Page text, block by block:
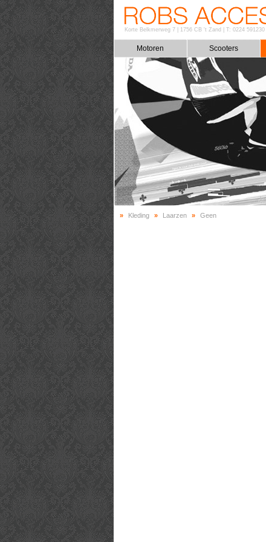
Korte Belkmerweg 7| 1756 CB 't Zand T: 0224 591230
Motoren Scooters
» Kleding » Laarzen » Geen